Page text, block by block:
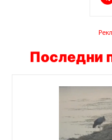
Последни